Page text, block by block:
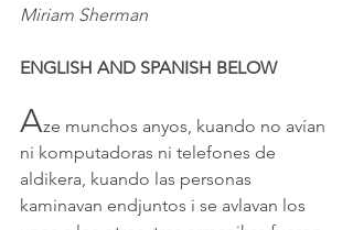
Miriam Sherman
ENGLISH AND SPANISH BELOW
Aze munchos anyos, kuando no avían
ni komputadoras ni telefones de
aldikera, kuando las personas
kaminavan endjuntos i se avlavan los